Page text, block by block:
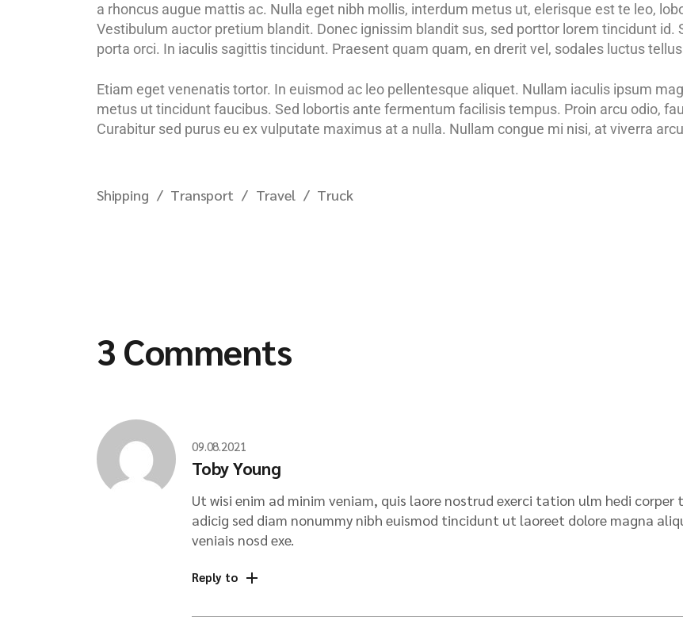
a rhoncus augue mattis ac. Nulla eget nibh mollis, interdum metus ut, elerisque est te leo,
Vestibulum auctor pretium blandit. Donec ignissim blandit sus, sed porttor lorem tincidunt id.
porta orci. In iaculis sagittis tincidunt. Praesent quam quam, en drerit vel, sodales luctus
Etiam eget venenatis tortor. In euismod ac leo pellentesque aliquet. Nullam iaculis ipsum
metus ut tincidunt faucibus. Sed lobortis ante fermentum facilisis tempus. Proin arcu odio,
Curabitur sed purus eu ex vulputate maximus at a nulla. Nullam congue mi nisi, at viverra
Shipping Transport Travel Truck
3 Comments
09.08.2021
Toby Young
Ut wisi enim ad minim veniam, quis laore nostrud exerci tation ulm hedi
adicig sed diam nonummy nibh euismod tincidunt ut laoreet dolore magna
veniais nosd exe.
Reply to